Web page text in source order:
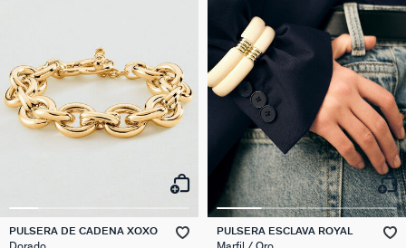
PULSERA DE CADENA XOXO PULSERA ESCLAVA ROYAL